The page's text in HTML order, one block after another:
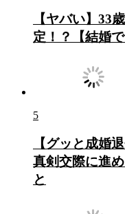
【ヤバい】33
定！？【結婚
5
【グッと成婚
真剣交際に進
と